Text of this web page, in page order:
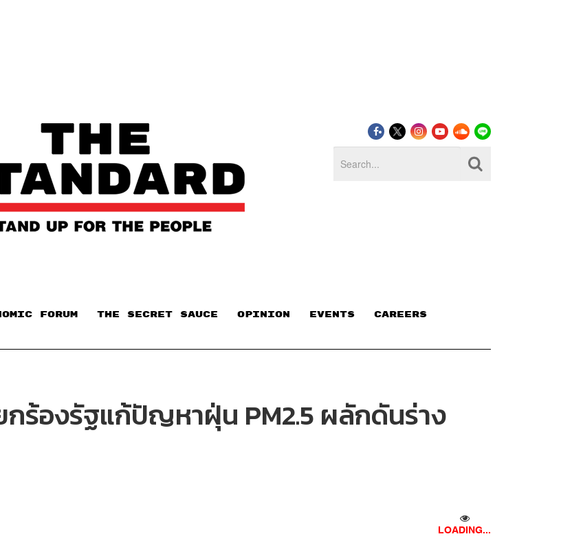
FORUM THE SECRET SAUCE​ OPINION EVENTS CAREERS
กร้องรัฐแก้ปัญหาฝุ่น PM2.5 ผลักดันร่าง
LOADING...